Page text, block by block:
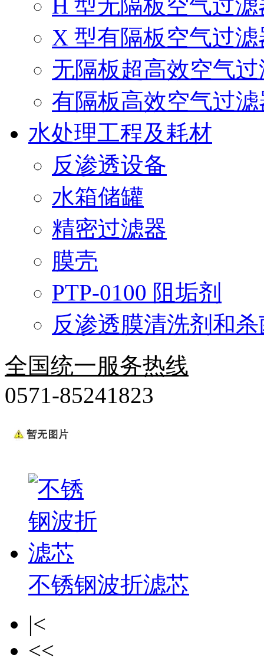
H 型无隔板空气过滤
X 型有隔板空气过滤
无隔板超高效空气
有隔板高效空气过滤
水处理工程及耗材
反渗透设备
水箱储罐
精密过滤器
膜壳
PTP-0100 阻垢剂
反渗透膜清洗剂和
全国统一服务热线
0571-85241823
不锈钢波折滤芯
|<
<<